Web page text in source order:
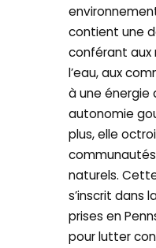
contient une
conférant aux
l’eau, aux
à une énergie
autonomie
plus, elle
naturels.
s’inscrit dans
prises en
pour lutter